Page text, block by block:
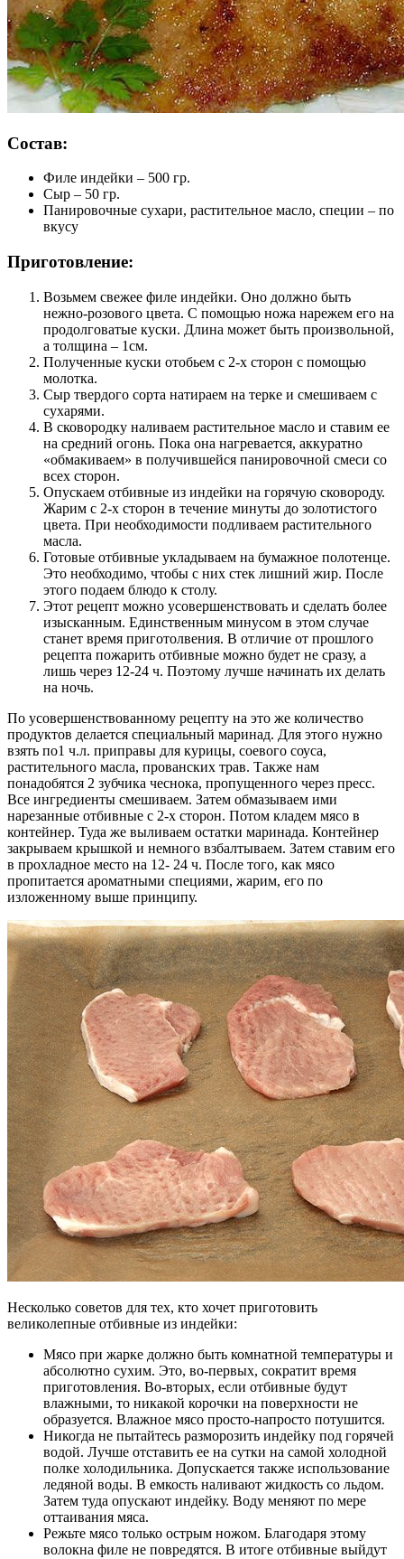
Состав:
Филе индейки – 500 гр.
Сыр – 50 гр.
Панировочные сухари, растительное масло, специи – по
вкусу
Приготовление:
Возьмем свежее филе индейки. Оно должно быть
нежно-розового цвета. С помощью ножа нарежем его на
продолговатые куски. Длина может быть произвольной,
а толщина – 1см.
Полученные куски отобьем с 2-х сторон с помощью
молотка.
Сыр твердого сорта натираем на терке и смешиваем с
сухарями.
В сковородку наливаем растительное масло и ставим ее
на средний огонь. Пока она нагревается, аккуратно
«обмакиваем» в получившейся панировочной смеси со
всех сторон.
Опускаем отбивные из индейки на горячую сковороду.
Жарим с 2-х сторон в течение минуты до золотистого
цвета. При необходимости подливаем растительного
масла.
Готовые отбивные укладываем на бумажное полотенце.
Это необходимо, чтобы с них стек лишний жир. После
этого подаем блюдо к столу.
Этот рецепт можно усовершенствовать и сделать более
изысканным. Единственным минусом в этом случае
станет время приготолвения. В отличие от прошлого
рецепта пожарить отбивные можно будет не сразу, а
лишь через 12-24 ч. Поэтому лучше начинать их делать
на ночь.
По усовершенствованному рецепту на это же количество
продуктов делается специальный маринад. Для этого нужно
взять по1 ч.л. приправы для курицы, соевого соуса,
растительного масла, прованских трав. Также нам
понадобятся 2 зубчика чеснока, пропущенного через пресс.
Все ингредиенты смешиваем. Затем обмазываем ими
нарезанные отбивные с 2-х сторон. Потом кладем мясо в
контейнер. Туда же выливаем остатки маринада. Контейнер
закрываем крышкой и немного взбалтываем. Затем ставим его
в прохладное место на 12- 24 ч. После того, как мясо
пропитается ароматными специями, жарим, его по
изложенному выше принципу.
Несколько советов для тех, кто хочет приготовить
великолепные отбивные из индейки:
Мясо при жарке должно быть комнатной температуры и
абсолютно сухим. Это, во-первых, сократит время
приготовления. Во-вторых, если отбивные будут
влажными, то никакой корочки на поверхности не
образуется. Влажное мясо просто-напросто потушится.
Никогда не пытайтесь разморозить индейку под горячей
водой. Лучше отставить ее на сутки на самой холодной
полке холодильника. Допускается также использование
ледяной воды. В емкость наливают жидкость со льдом.
Затем туда опускают индейку. Воду меняют по мере
оттаивания мяса.
Режьте мясо только острым ножом. Благодаря этому
волокна филе не повредятся. В итоге отбивные выйдут